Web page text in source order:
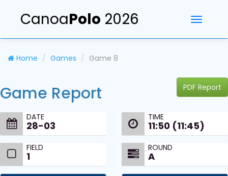
Toggle
CanoaPolo 2026
Home Games Game 8
PDF Report
Game Report
DATE
28-03
TIME
11:50 (11:45)
FIELD
1
ROUND
A